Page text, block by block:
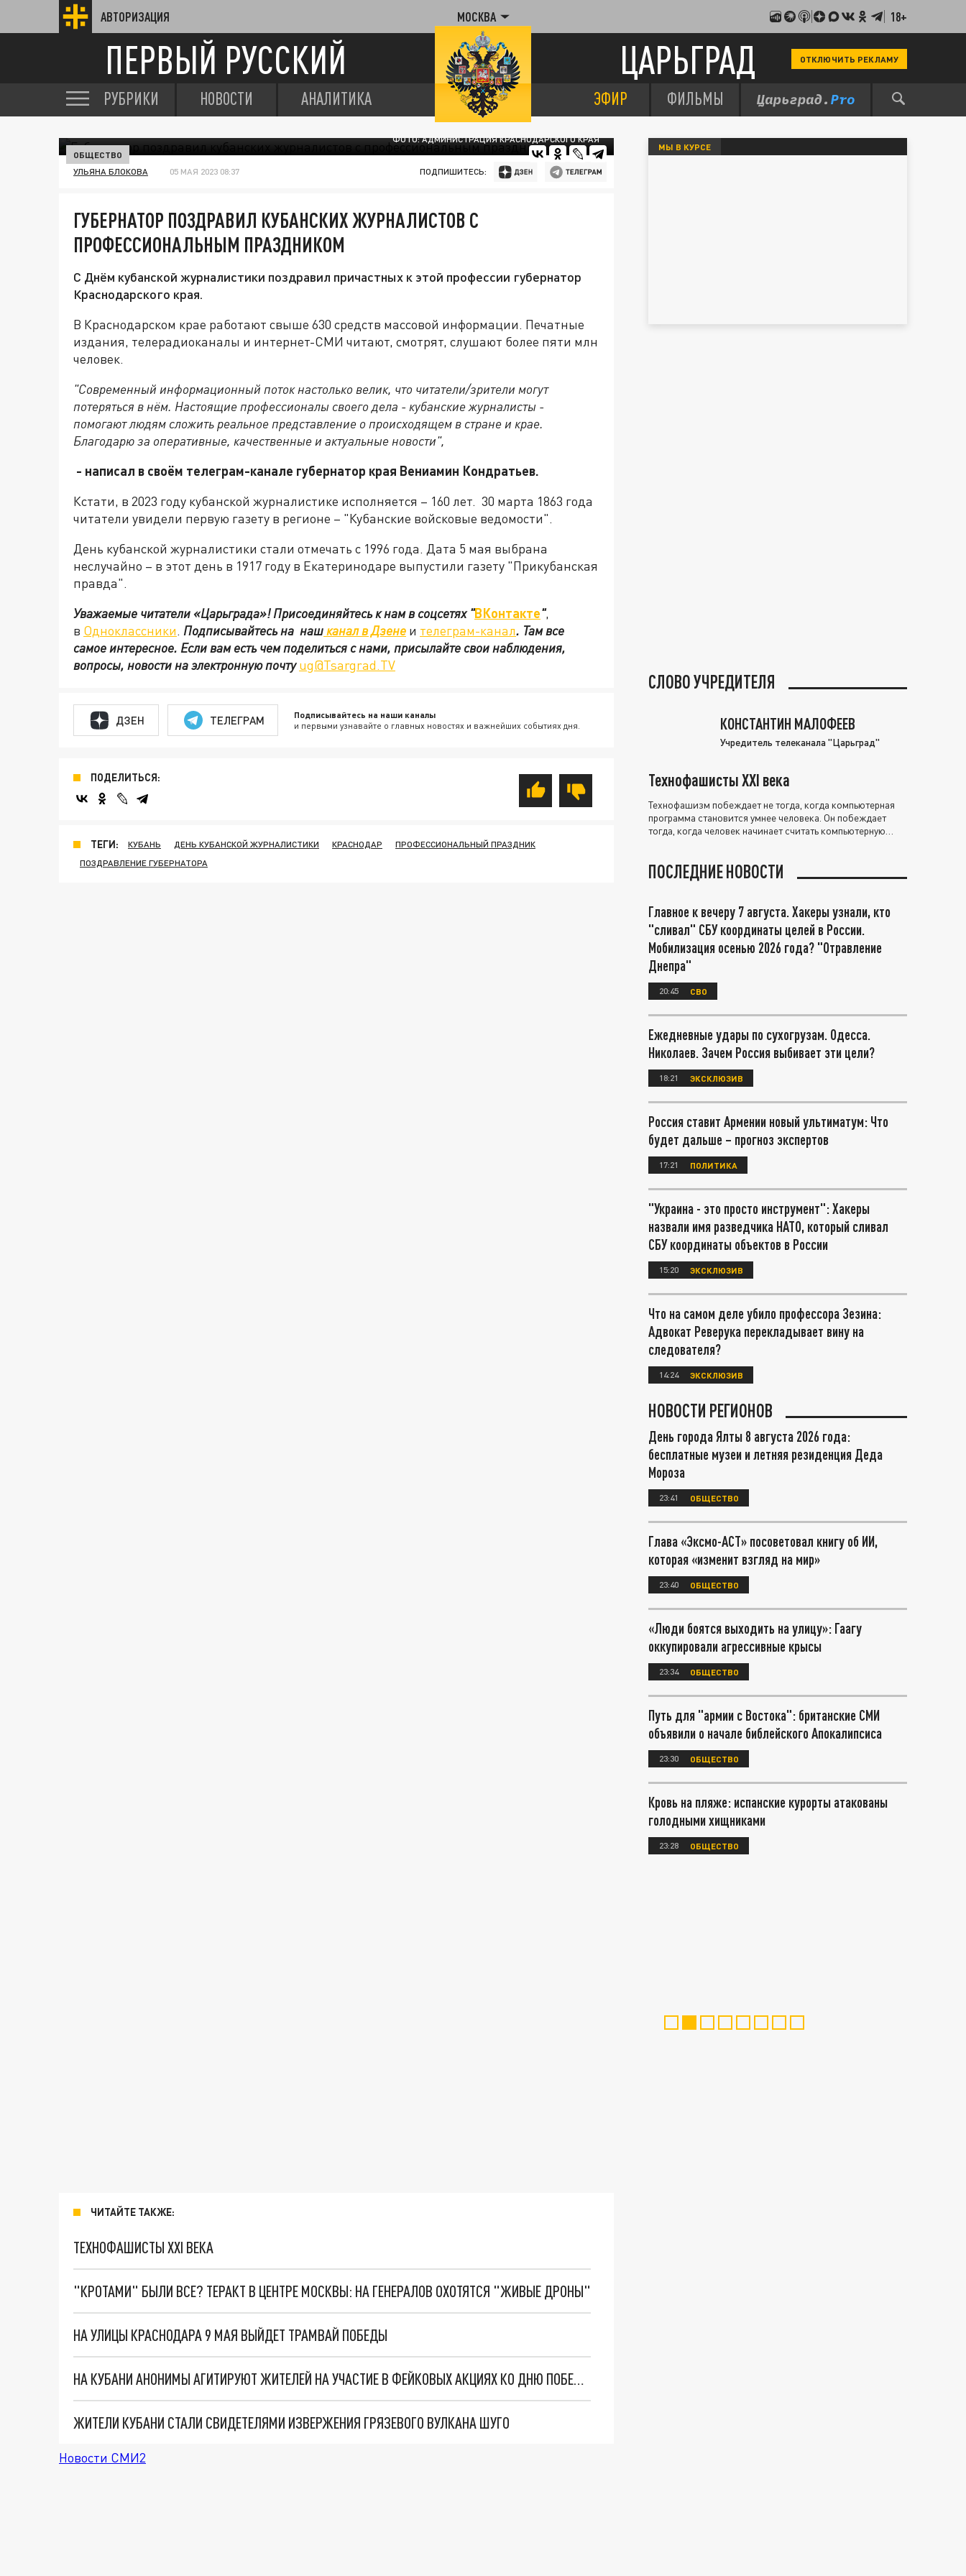
АВТОРИЗАЦИЯ МОСКВА 18+
ПЕРВЫЙ РУССКИЙ ЦАРЬГРАД ОТКЛЮЧИТЬ РЕКЛАМУ
РУБРИКИ НОВОСТИ АНАЛИТИКА ЭФИР ФИЛЬМЫ
ФОТО: АДМИНИСТРАЦИЯ КРАСНОДАРСКОГО КРАЯ
ОБЩЕСТВО
УЛЬЯНА БЛОКОВА 05 МАЯ 2023 08:37 ПОДПИШИТЕСЬ:
ГУБЕРНАТОР ПОЗДРАВИЛ КУБАНСКИХ ЖУРНАЛИСТОВ С
ПРОФЕССИОНАЛЬНЫМ ПРАЗДНИКОМ
С Днём кубанской журналистики поздравил причастных к этой профессии губернатор
Краснодарского края.
В Краснодарском крае работают свыше 630 средств массовой информации. Печатные
издания, телерадиоканалы и интернет-СМИ читают, смотрят, слушают более пяти млн
человек.
"Современный информационный поток настолько велик, что читатели/зрители могут
потеряться в нём. Настоящие профессионалы своего дела - кубанские журналисты -
помогают людям сложить реальное представление о происходящем в стране и крае.
Благодарю за оперативные, качественные и актуальные новости",
- написал в своём телеграм-канале губернатор края Вениамин Кондратьев.
Кстати, в 2023 году кубанской журналистике исполняется – 160 лет. 30 марта 1863 года
читатели увидели первую газету в регионе – "Кубанские войсковые ведомости".
День кубанской журналистики стали отмечать с 1996 года. Дата 5 мая выбрана
неслучайно – в этот день в 1917 году в Екатеринодаре выпустили газету "Прикубанская
правда".
Уважаемые читатели «Царьграда»!Присоединяйтесь к нам в соцсетях"ВКонтакте",
в Одноклассники. Подписывайтесь на нашканал в Дзене и телеграм-канал. Там все
самое интересное. Если вам есть чем поделиться с нами, присылайте свои наблюдения,
вопросы, новости на электронную почтуug@Tsargrad.TV
ДЗЕН ТЕЛЕГРАМ Подписывайтесь на наши каналы
и первыми узнавайте о главных новостях и важнейших событиях дня.
ПОДЕЛИТЬСЯ:
ТЕГИ: КУБАНЬ ДЕНЬ КУБАНСКОЙ ЖУРНАЛИСТИКИ КРАСНОДАР
ПРОФЕССИОНАЛЬНЫЙ ПРАЗДНИК
ПОЗДРАВЛЕНИЕ ГУБЕРНАТОРА
ЧИТАЙТЕ ТАКЖЕ:
ТЕХНОФАШИСТЫ XXI ВЕКА
"КРОТАМИ" БЫЛИ ВСЕ? ТЕРАКТ В ЦЕНТРЕ МОСКВЫ: НА ГЕНЕРАЛОВ ОХОТЯТСЯ "ЖИВЫЕ ДРОНЫ"
НА УЛИЦЫ КРАСНОДАРА 9 МАЯ ВЫЙДЕТ ТРАМВАЙ ПОБЕДЫ
НА КУБАНИ АНОНИМЫ АГИТИРУЮТ ЖИТЕЛЕЙ НА УЧАСТИЕ В ФЕЙКОВЫХ АКЦИЯХ КО ДНЮ ПОБЕДЫ
ЖИТЕЛИ КУБАНИ СТАЛИ СВИДЕТЕЛЯМИ ИЗВЕРЖЕНИЯ ГРЯЗЕВОГО ВУЛКАНА ШУГО
Новости СМИ2
МЫ В КУРСЕ
СЛОВО УЧРЕДИТЕЛЯ
КОНСТАНТИН МАЛОФЕЕВ
Учредитель телеканала "Царьград"
Технофашисты XXI века
Технофашизм побеждает не тогда, когда компьютерная
программа становится умнее человека. Он побеждает
тогда, когда человек начинает считать компьютерную
ПОСЛЕДНИЕ НОВОСТИ
Главное к вечеру 7 августа. Хакеры узнали, кто
"сливал" СБУ координаты целей в России.
Мобилизация осенью 2026 года? "Отравление
Днепра"
20:45 СВО
Ежедневные удары по сухогрузам. Одесса.
Николаев. Зачем Россия выбивает эти цели?
18:21 ЭКСКЛЮЗИВ
Россия ставит Армении новый ультиматум: Что
будет дальше – прогноз экспертов
17:21 ПОЛИТИКА
"Украина - это просто инструмент": Хакеры
назвали имя разведчика НАТО, который сливал
СБУ координаты объектов в России
15:20 ЭКСКЛЮЗИВ
Что на самом деле убило профессора Зезина:
Адвокат Реверука перекладывает вину на
следователя?
14:24 ЭКСКЛЮЗИВ
НОВОСТИ РЕГИОНОВ
День города Ялты 8 августа 2026 года:
бесплатные музеи и летняя резиденция Деда
Мороза
23:41 ОБЩЕСТВО
Глава «Эксмо-АСТ» посоветовал книгу об ИИ,
которая «изменит взгляд на мир»
23:40 ОБЩЕСТВО
«Люди боятся выходить на улицу»: Гаагу
оккупировали агрессивные крысы
23:34 ОБЩЕСТВО
Путь для "армии с Востока": британские СМИ
объявили о начале библейского Апокалипсиса
23:30 ОБЩЕСТВО
Кровь на пляже: испанские курорты атакованы
голодными хищниками
23:28 ОБЩЕСТВО